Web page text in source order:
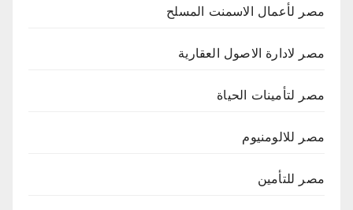
مصر لأعمال الاسمنت المسلح
مصر لادارة الاصول العقارية
مصر لتأمينات الحياة
مصر للالومنيوم
مصر للتأمين